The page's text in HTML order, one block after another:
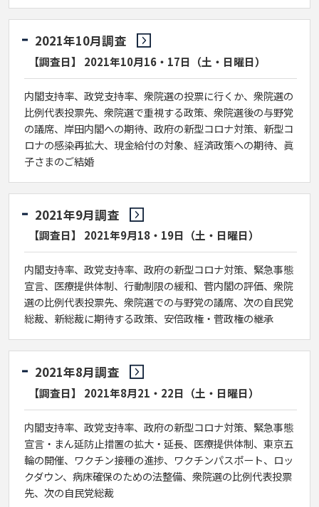
2021年10月調査
【調査日】 2021年10月16・17日（土・日曜日）
内閣支持率、政党支持率、衆院選の投票に行くか、衆院選の
比例代表投票先、衆院選で重視する政策、衆院選後の与野党
の議席、岸田内閣への期待、政府の新型コロナ対策、新型コ
ロナの感染再拡大、現金給付の対象、経済政策への期待、眞
子さまのご結婚
2021年9月調査
【調査日】 2021年9月18・19日（土・日曜日）
内閣支持率、政党支持率、政府の新型コロナ対策、緊急事態
宣言、医療提供体制、行動制限の緩和、菅内閣の評価、衆院
選の比例代表投票先、衆院選での与野党の議席、次の自民党
総裁、新総裁に期待する政策、安倍政権・菅政権の継承
2021年8月調査
【調査日】 2021年8月21・22日（土・日曜日）
内閣支持率、政党支持率、政府の新型コロナ対策、緊急事態
宣言・まん延防止措置の拡大・延長、医療提供体制、東京五
輪の開催、ワクチン接種の進捗、ワクチンパスポート、ロッ
クダウン、病床確保のための法整備、衆院選の比例代表投票
先、次の自民党総裁